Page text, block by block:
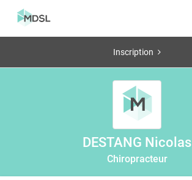
Inscription
DESTANG Nicolas
Chiropracteur